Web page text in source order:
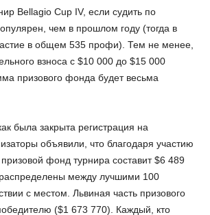
Bellagio Cup IV, если судить по
чем в прошлом году (тогда в
в общем 535 профи). Тем не менее,
взноса с $10 000 до $15 000
призового фонда будет весьма
была закрыта регистрация на
объявили, что благодаря участию
фонд турнира составит $6 489
между лучшими 100
с местом. Львиная часть призового
($1 673 770). Каждый, кто